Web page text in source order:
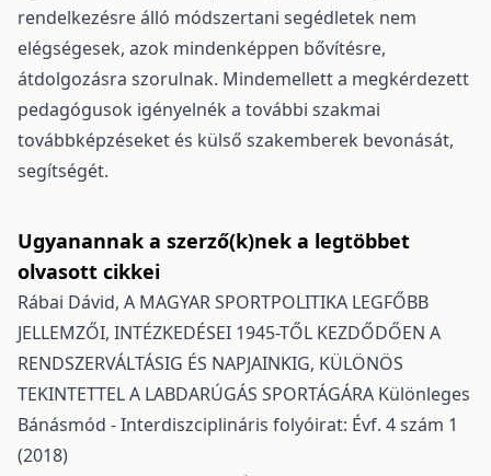
rendelkezésre álló módszertani segédletek nem
elégségesek, azok mindenképpen bővítésre,
átdolgozásra szorulnak. Mindemellett a megkérdezett
pedagógusok igényelnék a további szakmai
továbbképzéseket és külső szakemberek bevonását,
segítségét.
Ugyanannak a szerző(k)nek a legtöbbet
olvasott cikkei
Rábai Dávid, A MAGYAR SPORTPOLITIKA LEGFŐBB
JELLEMZŐI, INTÉZKEDÉSEI 1945-TŐL KEZDŐDŐEN A
RENDSZERVÁLTÁSIG ÉS NAPJAINKIG, KÜLÖNÖS
TEKINTETTEL A LABDARÚGÁS SPORTÁGÁRA Különleges
Bánásmód - Interdiszciplináris folyóirat: Évf. 4 szám 1
(2018)